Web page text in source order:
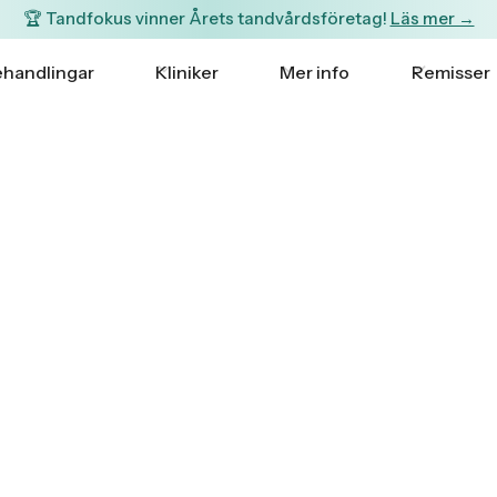
🏆 Tandfokus vinner Årets tandvårdsföretag! Läs mer →
Kliniker Mer info Remisser